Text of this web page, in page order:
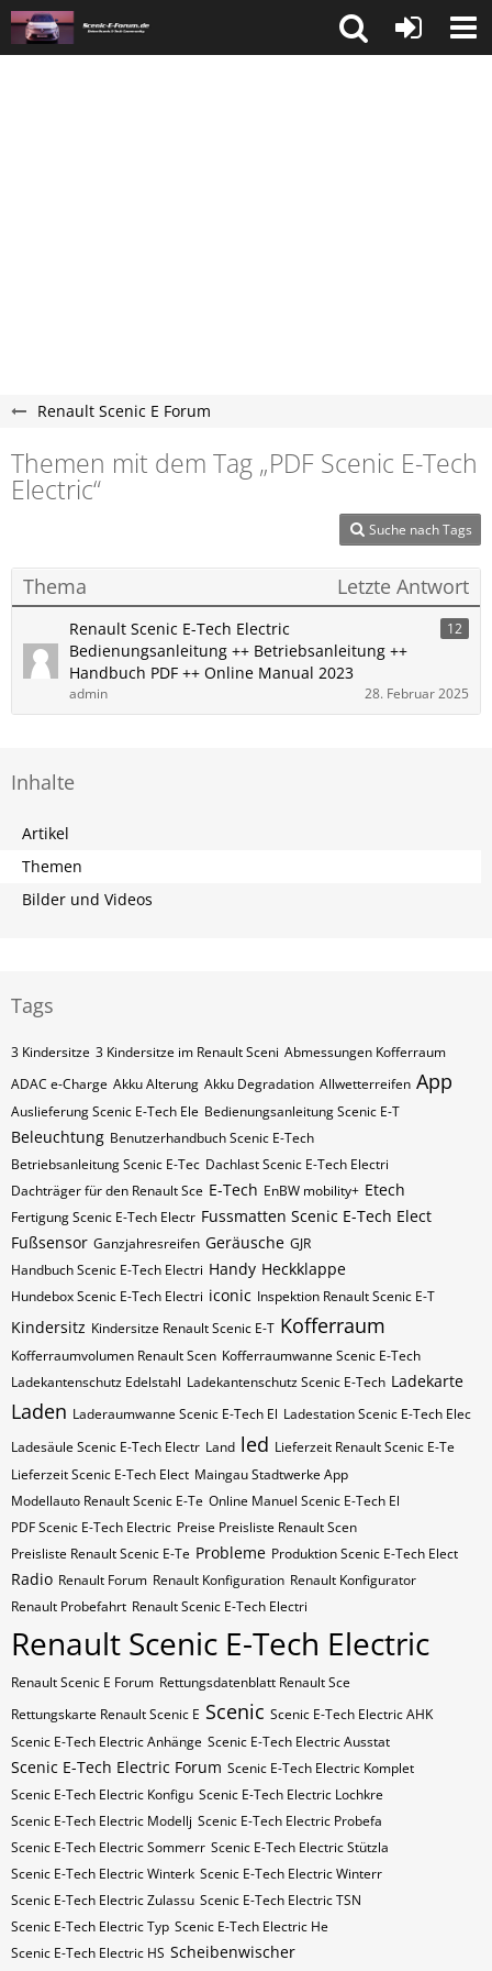
Renault Scenic E Forum
Themen mit dem Tag „PDF Scenic E-Tech
Electric“
Suche nach Tags
Thema Letzte Antwort
Renault ​Scenic E-Tech Electric
Bedienungsanleitung ++ Betriebsanleitung ++
Handbuch PDF ++ Online Manual 2023
12
admin 28. Februar 2025
Inhalte
Artikel
Themen
Bilder und Videos
Tags
3 Kindersitze 3 Kindersitze im Renault Sceni Abmessungen Kofferraum
ADAC e-Charge Akku Alterung Akku Degradation Allwetterreifen App
Auslieferung Scenic E-Tech Ele Bedienungsanleitung Scenic E-T
Beleuchtung Benutzerhandbuch Scenic E-Tech
Betriebsanleitung Scenic E-Tec Dachlast Scenic E-Tech Electri
Dachträger für den Renault Sce E-Tech EnBW mobility+ Etech
Fertigung Scenic E-Tech Electr Fussmatten Scenic E-Tech Elect
Fußsensor Ganzjahresreifen Geräusche GJR
Handbuch Scenic E-Tech Electri Handy Heckklappe
Hundebox Scenic E-Tech Electri iconic Inspektion Renault Scenic E-T
Kindersitz Kindersitze Renault Scenic E-T Kofferraum
Kofferraumvolumen Renault Scen Kofferraumwanne Scenic E-Tech
Ladekantenschutz Edelstahl Ladekantenschutz Scenic E-Tech Ladekarte
Laden Laderaumwanne Scenic E-Tech El Ladestation Scenic E-Tech Elec
Ladesäule Scenic E-Tech Electr Land led Lieferzeit Renault Scenic E-Te
Lieferzeit Scenic E-Tech Elect Maingau Stadtwerke App
Modellauto Renault Scenic E-Te Online Manuel Scenic E-Tech El
PDF Scenic E-Tech Electric Preise Preisliste Renault Scen
Preisliste Renault Scenic E-Te Probleme Produktion Scenic E-Tech Elect
Radio Renault Forum Renault Konfiguration Renault Konfigurator
Renault Probefahrt Renault Scenic E-Tech Electri
Renault Scenic E-Tech Electric
Renault Scenic E Forum Rettungsdatenblatt Renault Sce
Rettungskarte Renault Scenic E Scenic Scenic E-Tech Electric AHK
Scenic E-Tech Electric Anhänge Scenic E-Tech Electric Ausstat
Scenic E-Tech Electric Forum Scenic E-Tech Electric Komplet
Scenic E-Tech Electric Konfigu Scenic E-Tech Electric Lochkre
Scenic E-Tech Electric Modellj Scenic E-Tech Electric Probefa
Scenic E-Tech Electric Sommerr Scenic E-Tech Electric Stützla
Scenic E-Tech Electric Winterk Scenic E-Tech Electric Winterr
Scenic E-Tech Electric Zulassu Scenic E-Tech Electric​​​​ TSN
Scenic E-Tech Electric​​​​ Typ Scenic E-Tech Electric​​​​​ He
Scenic E-Tech Electric​​​​​ HS Scheibenwischer